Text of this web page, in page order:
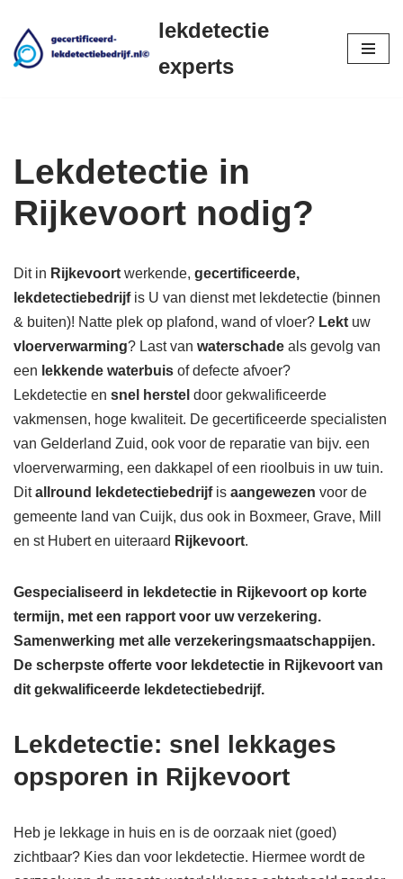
Ga
lekdetectie
experts
Lekdetectie in
Rijkevoort nodig?
Dit in Rijkevoort werkende, gecertificeerde,
lekdetectiebedrijf is U van dienst met lekdetectie (binnen
& buiten)! Natte plek op plafond, wand of vloer? Lekt uw
vloerverwarming? Last van waterschade als gevolg van
een lekkende waterbuis of defecte afvoer?
Lekdetectie en snel herstel door gekwalificeerde
vakmensen, hoge kwaliteit. De gecertificeerde specialisten
van Gelderland Zuid, ook voor de reparatie van bijv. een
vloerverwarming, een dakkapel of een rioolbuis in uw tuin.
Ditallround lekdetectiebedrijfis aangewezen voor de
gemeente land van Cuijk, dus ook in Boxmeer, Grave, Mill
en st Hubert en uiteraard Rijkevoort.
Gespecialiseerd in lekdetectie in Rijkevoort op korte
termijn, met een rapport voor uw verzekering.
Samenwerking met alle verzekeringsmaatschappijen.
De scherpste offerte voor lekdetectie in Rijkevoort van
dit gekwalificeerde lekdetectiebedrijf.
Lekdetectie: snel lekkages
opsporen in Rijkevoort
Heb je lekkage in huis en is de oorzaak niet (goed)
zichtbaar? Kies dan voor lekdetectie. Hiermee wordt de